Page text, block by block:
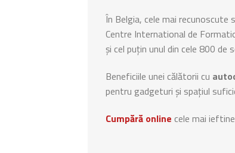
În Belgia, cele mai
Centre International de
și cel puțin unul din cele 800 de
Beneficiile unei călătorii cu
pentru gadgeturi și spațiul
Cumpără online cele mai ieftine